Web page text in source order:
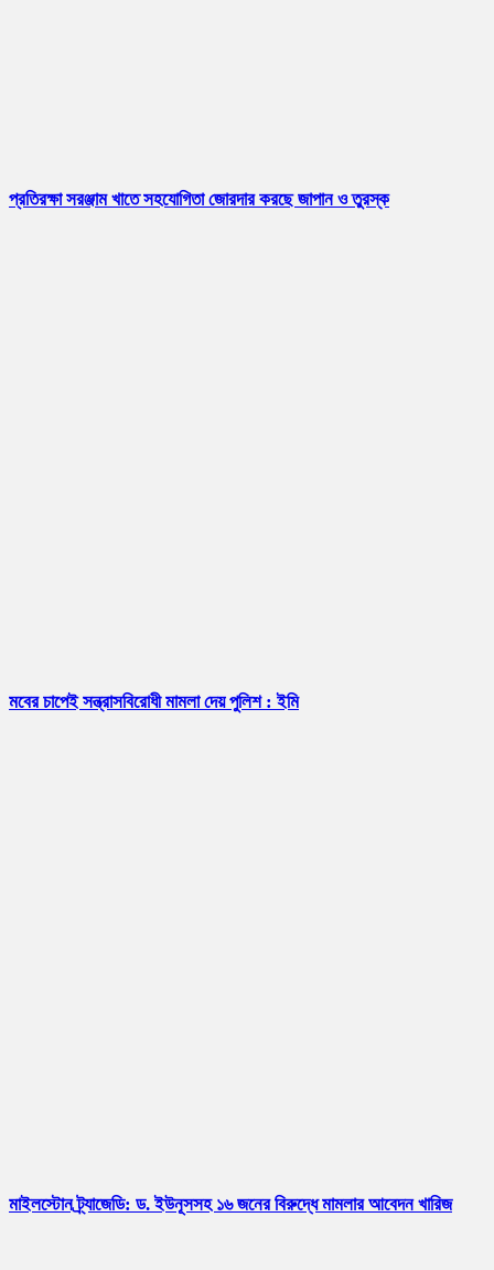
প্রতিরক্ষা সরঞ্জাম খাতে সহযোগিতা জোরদার করছে জাপান ও তুরস্ক
মবের চাপেই সন্ত্রাসবিরোধী মামলা দেয় পুলিশ : ইমি
মাইলস্টোন ট্র্যাজেডি: ড. ইউনূসসহ ১৬ জনের বিরুদ্ধে মামলার আবেদন খারিজ